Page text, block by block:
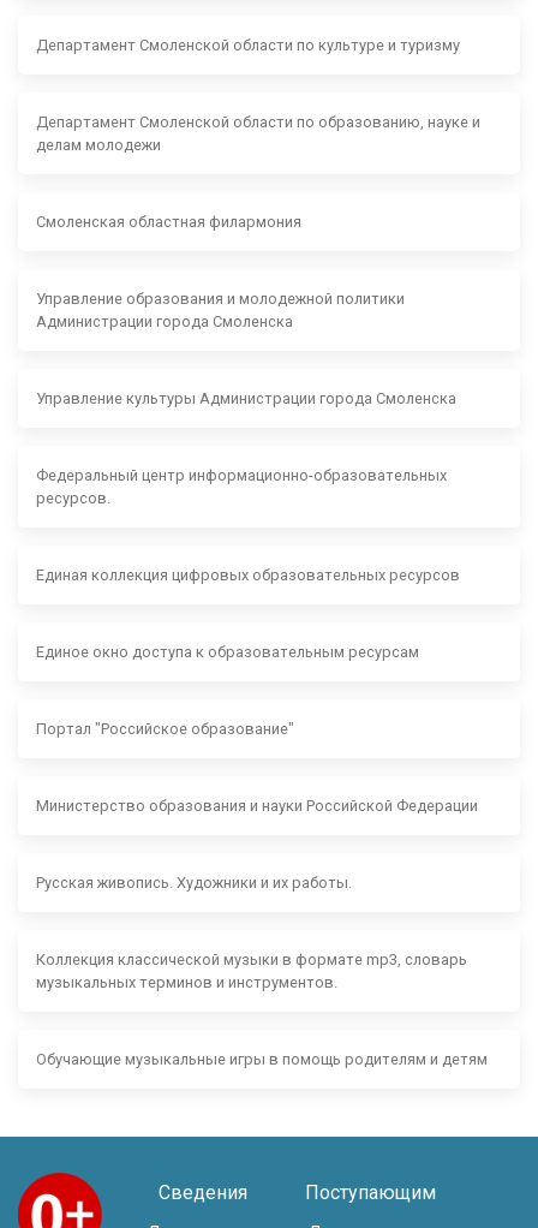
Департамент Смоленской области по культуре и туризму
Департамент Смоленской области по образованию, науке и
делам молодежи
Смоленская областная филармония
Управление образования и молодежной политики
Администрации города Смоленска
Управление культуры Администрации города Смоленска
Федеральный центр информационно-образовательных
ресурсов.
Единая коллекция цифровых образовательных ресурсов
Единое окно доступа к образовательным ресурсам
Портал "Российское образование"
Министерство образования и науки Российской Федерации
Русская живопись. Художники и их работы.
Коллекция классической музыки в формате mp3, словарь
музыкальных терминов и инструментов.
Обучающие музыкальные игры в помощь родителям и детям
Сведения
Поступающим